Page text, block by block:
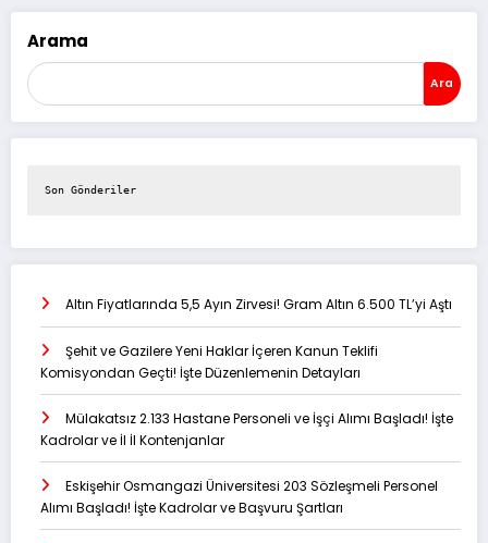
Arama
Ara
Son Gönderiler
Altın Fiyatlarında 5,5 Ayın Zirvesi! Gram Altın 6.500 TL’yi Aştı
Şehit ve Gazilere Yeni Haklar İçeren Kanun Teklifi
Komisyondan Geçti! İşte Düzenlemenin Detayları
Mülakatsız 2.133 Hastane Personeli ve İşçi Alımı Başladı! İşte
Kadrolar ve İl İl Kontenjanlar
Eskişehir Osmangazi Üniversitesi 203 Sözleşmeli Personel
Alımı Başladı! İşte Kadrolar ve Başvuru Şartları